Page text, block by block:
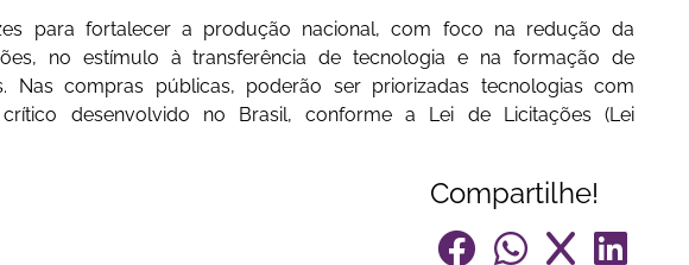
para fortalecer a produção nacional, com foco na redução da
no estímulo à transferência de tecnologia e na formação de
Nas compras públicas, poderão ser priorizadas tecnologias com
desenvolvido no Brasil, conforme a Lei de Licitações (Lei
Compartilhe!